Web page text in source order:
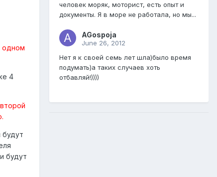
одном
4
будут
будут
человек моряк, моторист, есть опыт и
документы. Я в море не работала, но мы...
AGospoja
June 26, 2012
Нет я к своей семь лет шла)было время
подумать)а таких случаев хоть
отбавляй!))))